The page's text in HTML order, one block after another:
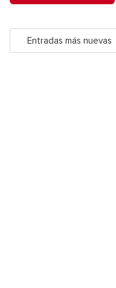
Entradas más nuevas